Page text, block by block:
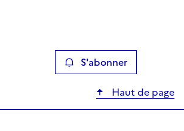
S'abonner
Haut de page